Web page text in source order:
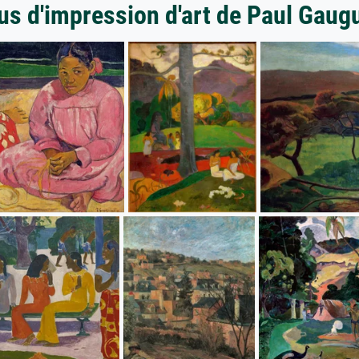
d'impression d'art de Paul